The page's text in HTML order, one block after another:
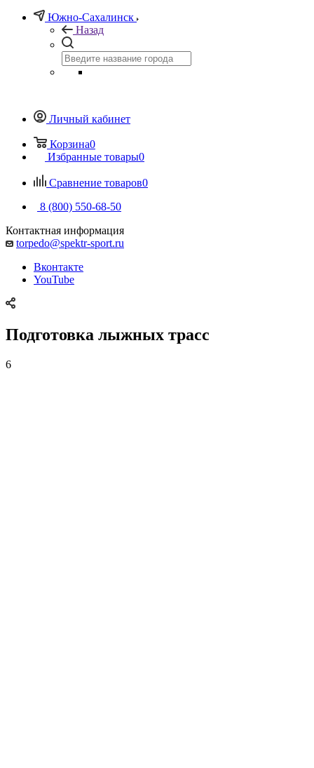
Южно-Сахалинск
Назад
Личный кабинет
Корзина0
Избранные товары0
Сравнение товаров0
8 (800) 550-68-50
Контактная информация
torpedo@spektr-sport.ru
Вконтакте
YouTube
Подготовка лыжных трасс
6